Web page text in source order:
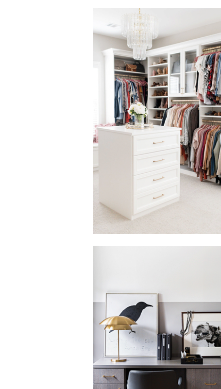
Haga clic para ver la presentación